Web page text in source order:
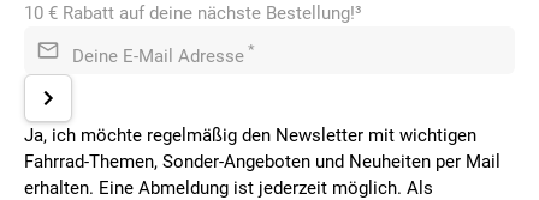
10 € Rabatt auf deine nächste Bestellung!³
Deine E-Mail Adresse *
Ja, ich möchte regelmäßig den Newsletter mit wichtigen
Fahrrad-Themen, Sonder-Angeboten und Neuheiten per Mail
erhalten. Eine Abmeldung ist jederzeit möglich. Als